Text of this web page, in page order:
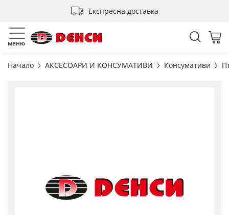
Експресна доставка
меню
Начало АКСЕСОАРИ И КОНСУМАТИВИ Консумативи